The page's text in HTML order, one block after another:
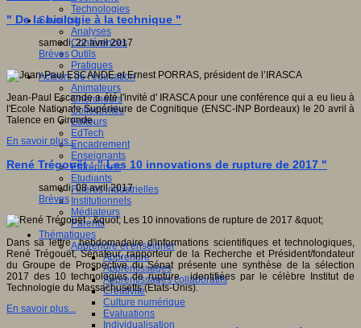
Technologies
Savoir(s)
Analyses
Conférences
Outils
Pratiques
Acteurs de l'éducation
Animateurs
Chercheurs
Collectivités
Editeurs
EdTech
Encadrement
Enseignants
Entreprises
Etudiants
Filières industrielles
Institutionnels
Médiateurs
Parents
Thématiques
Apprendre et enseigner
Apprendre
Apprentissages
Apprentissages collaboratifs
Créativité
Culture numérique
Evaluations
Individualisation
" De la biologie à la technique "
samedi, 22 avril 2017
Brèves
Jean-Paul Escande a été l'invité d' IRASCA pour une conférence qui a eu lieu à
l'Ecole Nationale Supérieure de Cognitique (ENSC-INP Bordeaux) le 20 avril à
Talence en Gironde.
En savoir plus...
René Trégouët : " Les 10 innovations de rupture de 2017 "
samedi, 08 avril 2017
Brèves
Dans sa lettre hebdomadaire d'informations scientifiques et technologiques,
René Trégouët, Sénateur, rapporteur de la Recherche et Président/fondateur
du Groupe de Prospective du Sénat présente une synthèse de la sélection
2017 des 10 technologies de rupture identifiées par le célèbre Institut de
Technologie du Massachusetts (Etats-Unis).
En savoir plus...